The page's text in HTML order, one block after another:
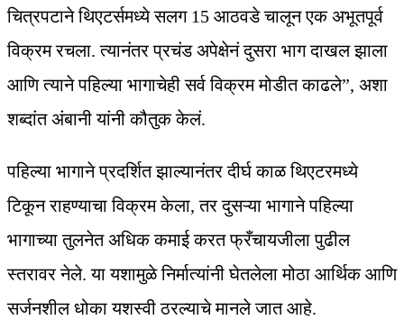
चित्रपटाने थिएटर्समध्ये सलग 15 आठवडे चालून एक अभूतपूर्व
विक्रम रचला. त्यानंतर प्रचंड अपेक्षेनं दुसरा भाग दाखल झाला
आणि त्याने पहिल्या भागाचेही सर्व विक्रम मोडीत काढले”, अशा
शब्दांत अंबानी यांनी कौतुक केलं.
पहिल्या भागाने प्रदर्शित झाल्यानंतर दीर्घ काळ थिएटरमध्ये
टिकून राहण्याचा विक्रम केला, तर दुसऱ्या भागाने पहिल्या
भागाच्या तुलनेत अधिक कमाई करत फ्रँचायजीला पुढील
स्तरावर नेले. या यशामुळे निर्मात्यांनी घेतलेला मोठा आर्थिक आणि
सर्जनशील धोका यशस्वी ठरल्याचे मानले जात आहे.